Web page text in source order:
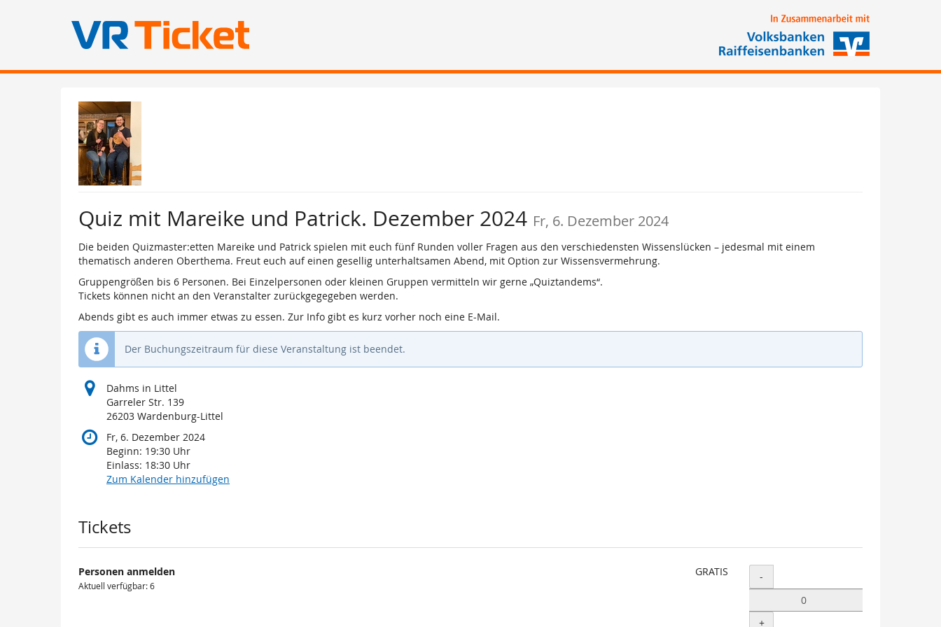
Quiz mit Mareike und Patrick. Dezember 2024 Fr, 6. Dezember 2024
Die beiden Quizmaster:etten Mareike und Patrick spielen mit euch fünf Runden voller Fragen aus den verschiedensten Wissenslücken – jedesmal mit einem
thematisch anderen Oberthema. Freut euch auf einen gesellig unterhaltsamen Abend, mit Option zur Wissensvermehrung.
Gruppengrößen bis 6 Personen. Bei Einzelpersonen oder kleinen Gruppen vermitteln wir gerne „Quiztandems“.
Tickets können nicht an den Veranstalter zurückgegegeben werden.
Abends gibt es auch immer etwas zu essen. Zur Info gibt es kurz vorher noch eine E-Mail.
Der Buchungszeitraum für diese Veranstaltung ist beendet.
Dahms in Littel
Garreler Str. 139
26203 Wardenburg-Littel
Fr, 6. Dezember 2024
Beginn: 19:30 Uhr
Einlass: 18:30 Uhr
Zum Kalender hinzufügen
Produkte
Tickets
Personen anmelden
Aktuell verfügbar: 6
GRATIS Menge
-
+